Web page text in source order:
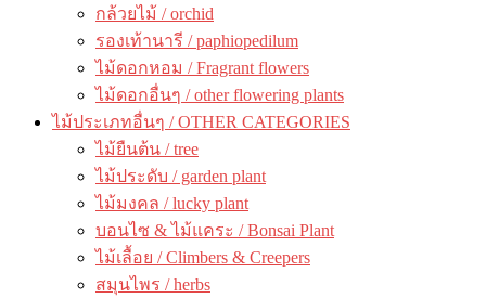
กล้วยไม้ / orchid
รองเท้านารี / paphiopedilum
ไม้ดอกหอม / Fragrant flowers
ไม้ดอกอื่นๆ / other flowering plants
ไม้ประเภทอื่นๆ / OTHER CATEGORIES
ไม้ยืนต้น / tree
ไม้ประดับ / garden plant
ไม้มงคล / lucky plant
บอนไซ & ไม้แคระ / Bonsai Plant
ไม้เลื้อย / Climbers & Creepers
สมุนไพร / herbs